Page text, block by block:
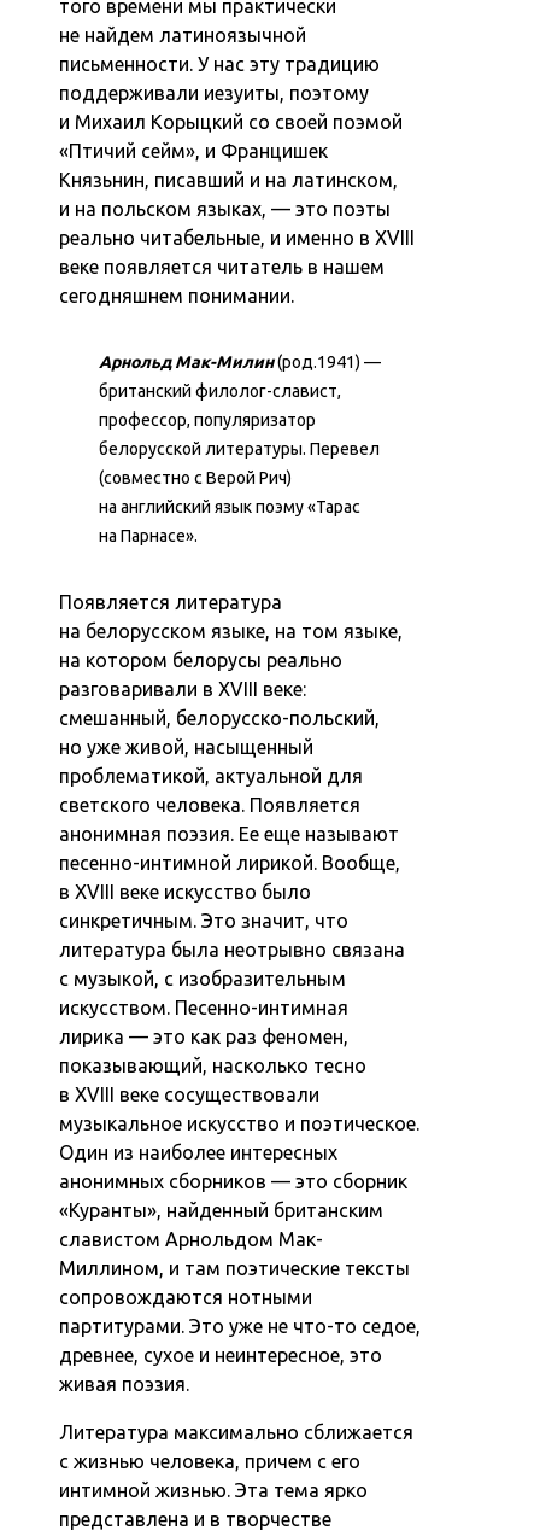
того времени мы практически
не найдем латиноязычной
письменности. У нас эту традицию
поддерживали иезуиты, поэтому
и Михаил Корыцкий со своей поэмой
«Птичий сейм», и Францишек
Князьнин, писавший и на латинском,
и на польском языках, — это поэты
реально читабельные, и именно в XVIII
веке появляется читатель в нашем
сегодняшнем понимании.
Арнольд Мак-Милин(род.1941) —
британский филолог-славист,
профессор, популяризатор
белорусской литературы. Перевел
(совместно с Верой Рич)
на английский язык поэму «Тарас
на Парнасе».
Появляется литература
на белорусском языке, на том языке,
на котором белорусы реально
разговаривали в XVIII веке:
смешанный, белорусско-польский,
но уже живой, насыщенный
проблематикой, актуальной для
светского человека. Появляется
анонимная поэзия. Ее еще называют
песенно-интимной лирикой. Вообще,
в XVIII веке искусство было
синкретичным. Это значит, что
литература была неотрывно связана
с музыкой, с изобразительным
искусством. Песенно-интимная
лирика — это как раз феномен,
показывающий, насколько тесно
в XVIII веке сосуществовали
музыкальное искусство и поэтическое.
Один из наиболее интересных
анонимных сборников — это сборник
«Куранты», найденный британским
славистом Арнольдом Мак-
Миллином, и там поэтические тексты
сопровождаются нотными
партитурами. Это уже не что-то седое,
древнее, сухое и неинтересное, это
живая поэзия.
Литература максимально сближается
с жизнью человека, причем с его
интимной жизнью. Эта тема ярко
представлена и в творчестве